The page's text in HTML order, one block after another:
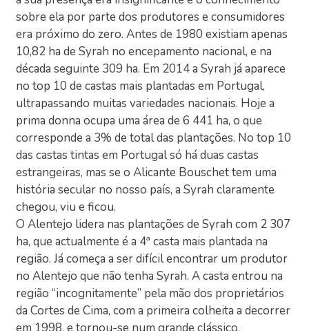
sobre ela por parte dos produtores e consumidores
era próximo do zero. Antes de 1980 existiam apenas
10,82 ha de Syrah no encepamento nacional, e na
década seguinte 309 ha. Em 2014 a Syrah já aparece
no top 10 de castas mais plantadas em Portugal,
ultrapassando muitas variedades nacionais. Hoje a
prima donna ocupa uma área de 6 441 ha, o que
corresponde a 3% de total das plantações. No top 10
das castas tintas em Portugal só há duas castas
estrangeiras, mas se o Alicante Bouschet tem uma
história secular no nosso país, a Syrah claramente
chegou, viu e ficou.
O Alentejo lidera nas plantações de Syrah com 2 307
ha, que actualmente é a 4ª casta mais plantada na
região. Já começa a ser difícil encontrar um produtor
no Alentejo que não tenha Syrah. A casta entrou na
região “incognitamente” pela mão dos proprietários
da Cortes de Cima, com a primeira colheita a decorrer
em 1998, e tornou-se num grande clássico.